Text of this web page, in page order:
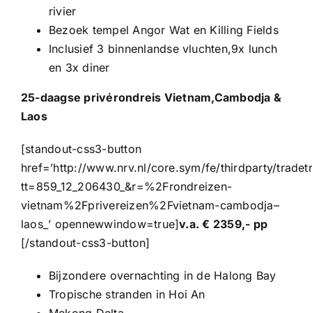
rivier
Bezoek tempel Angor Wat en Killing Fields
Inclusief 3 binnenlandse vluchten,9x lunch
en 3x diner
25-daagse privérondreis Vietnam,Cambodja &
Laos
[standout-css3-button
href=’http://www.nrv.nl/core.sym/fe/thirdparty/
tt=859_12_206430_&r=%2Frondreizen-
vietnam%2Fprivereizen%2Fvietnam-cambodja–
laos_’ opennewwindow=true]v.a. € 2359,- pp
[/standout-css3-button]
Bijzondere overnachting in de Halong Bay
Tropische stranden in Hoi An